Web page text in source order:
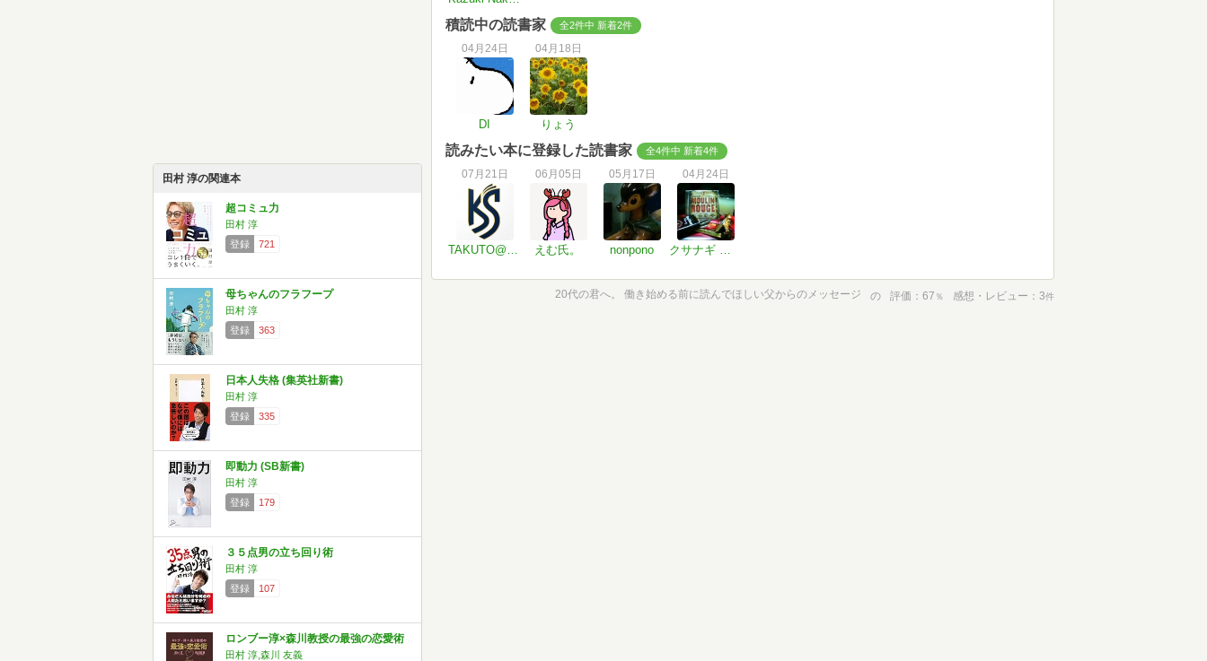
田村 淳の関連本
超コミュ力
田村 淳
登録
721
母ちゃんのフラフープ
田村 淳
登録
363
日本人失格 (集英社新書)
田村 淳
登録
335
即動力 (SB新書)
田村 淳
登録
179
３５点男の立ち回り術
田村 淳
登録
107
ロンブー淳×森川教授の最強の恋愛術
田村 淳,森川 友義
積読中の読書家 全2件中 新着2件
04月24日
DI
04月18日
りょう
読みたい本に登録した読書家 全4件中 新着4件
07月21日
TAKUTO@川崎サンライズ読書会
06月05日
えむ氏。
05月17日
nonpono
04月24日
クサナギ 「読んでる本」＝「バイブル本」
20代の君へ。 働き始める前に読んでほしい父からのメッセージ の 評価 67 ％ 感想・レビュー 3件